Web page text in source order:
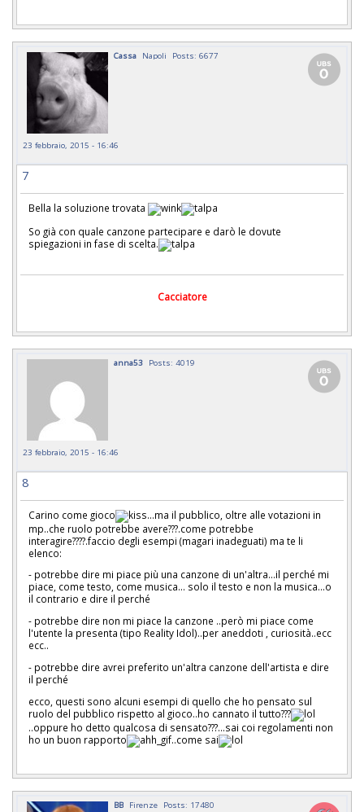
Cassa Napoli Posts: 6677
23 febbraio, 2015 - 16:46
7
Bella la soluzione trovata
So già con quale canzone partecipare e darò le dovute
spiegazioni in fase di scelta.
Cacciatore
anna53 Posts: 4019
23 febbraio, 2015 - 16:46
8
Carino come gioco
...ma il pubblico, oltre alle votazioni in
mp..che ruolo potrebbe avere???.come potrebbe
interagire????.faccio degli esempi (magari inadeguati) ma te li
elenco:
- potrebbe dire mi piace più una canzone di un'altra...il perché mi
piace, come testo, come musica... solo il testo e non la musica...o
il contrario e dire il perché
- potrebbe dire non mi piace la canzone ..però mi piace come
l'utente la presenta (tipo Reality Idol)..per aneddoti , curiosità..ecc
ecc..
- potrebbe dire avrei preferito un'altra canzone dell'artista e dire
il perché
ecco, questi sono alcuni esempi di quello che ho pensato sul
ruolo del pubblico rispetto al gioco..ho cannato il tutto???
..oppure ho detto qualcosa di sensato???...sai coi regolamenti non
ho un buon rapporto
..come sai
BB Firenze Posts: 17480